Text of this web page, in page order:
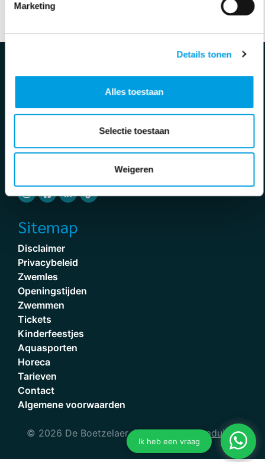
Marketing
Details tonen
Alles toestaan
Selectie toestaan
Weigeren
2681 PM Monster
Sitemap
Disclaimer
Privacybeleid
Zwemles
Openingstijden
Zwemmen
Tickets
Kinderfeestjes
Aquasporten
Horeca
Tarieven
Contact
Algemene voorwaarden
© 2026 De Boetzelaer, Powered byDataduiker